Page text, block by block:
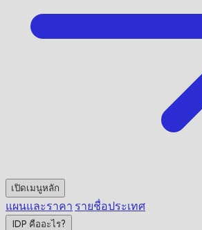
เปิดเมนูหลัก
แผนและราคา รายชื่อประเทศ
IDP คืออะไร?